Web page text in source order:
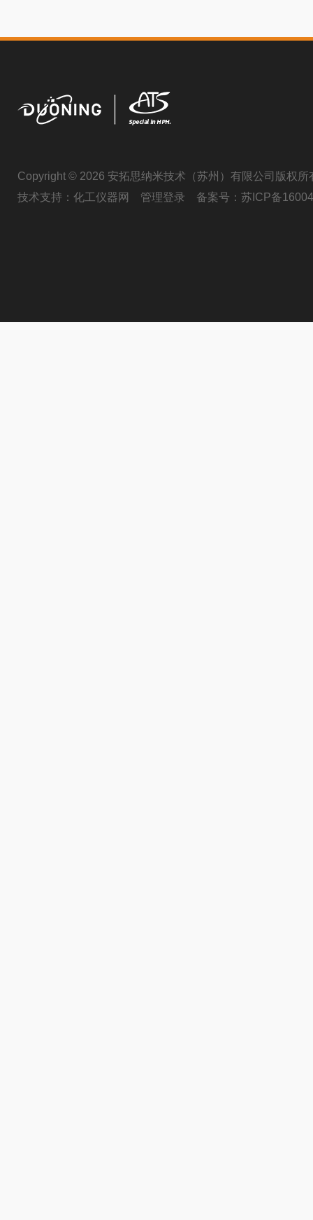
Copyright © 2026 安拓思纳米技术（苏州）有限公司版权所
技术支持： 化工仪器网 管理登录 备案号： 苏ICP备